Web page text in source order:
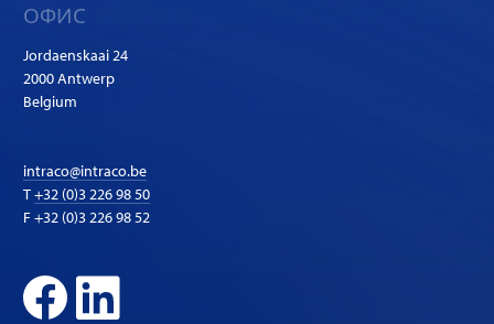
ОФИС
Jordaenskaai 24
2000 Antwerp
Belgium
intraco@intraco.be
T+32 (0)3 226 98 50
F +32 (0)3 226 98 52